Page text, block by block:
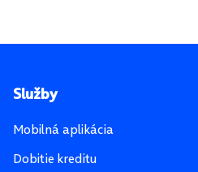
Pätička stránky
Služby
Mobilná aplikácia
Dobitie kreditu